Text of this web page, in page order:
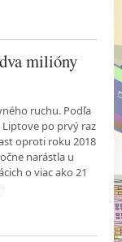
milióny
ruchu. Podľa
po prvý raz
oproti roku 2018
narástla u
o viac ako 21